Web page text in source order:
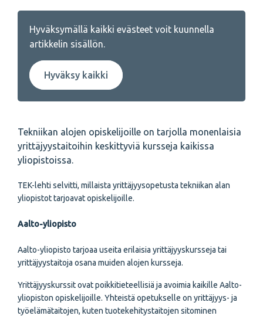
Hyväksymällä kaikki evästeet voit kuunnella
artikkelin sisällön.
Hyväksy kaikki
Tekniikan alojen opiskelijoille on tarjolla monenlaisia
yrittäjyystaitoihin keskittyviä kursseja kaikissa
yliopistoissa.
TEK-lehti selvitti, millaista yrittäjyysopetusta tekniikan alan
yliopistot tarjoavat opiskelijoille.
Aalto-yliopisto
Aalto-yliopisto tarjoaa useita erilaisia yrittäjyyskursseja tai
yrittäjyystaitoja osana muiden alojen kursseja.
Yrittäjyyskurssit ovat poikkitieteellisiä ja avoimia kaikille Aalto-
yliopiston opiskelijoille. Yhteistä opetukselle on yrittäjyys- ja
työelämätaitojen, kuten tuotekehitystaitojen sitominen